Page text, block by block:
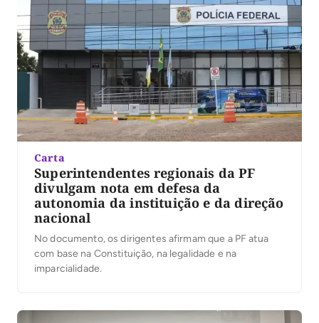
Carta
Superintendentes regionais da PF
divulgam nota em defesa da
autonomia da instituição e da direção
nacional
No documento, os dirigentes afirmam que a PF atua
com base na Constituição, na legalidade e na
imparcialidade.